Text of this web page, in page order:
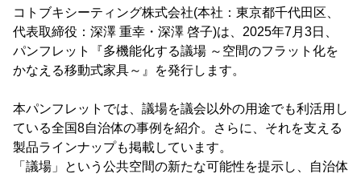
コトブキシーティング株式会社(本社：東京都千代田区、
代表取締役：深澤 重幸・深澤 啓子)は、2025年7月3日、
パンフレット『多機能化する議場 ～空間のフラット化を
かなえる移動式家具～』を発行します。
本パンフレットでは、議場を議会以外の用途でも利活用し
ている全国8自治体の事例を紹介。さらに、それを支える
製品ラインナップも掲載しています。
「議場」という公共空間の新たな可能性を提示し、自治体